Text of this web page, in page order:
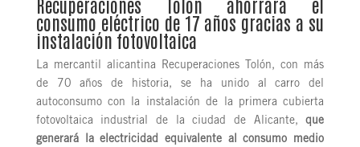
Recuperaciones Tolón ahorrará el
consumo eléctrico de 17 años gracias a su
instalación fotovoltaica
La mercantil alicantina Recuperaciones Tolón, con más
de 70 años de historia, se ha unido al carro del
autoconsumo con la instalación de la primera cubierta
fotovoltaica industrial de la ciudad de Alicante,que
generará la electricidad equivalente al consumo medio